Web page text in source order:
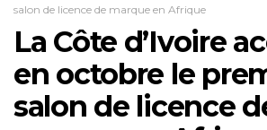
salon de licence de marque en Afrique
La Côte d’Ivoire
en octobre le
salon de licence